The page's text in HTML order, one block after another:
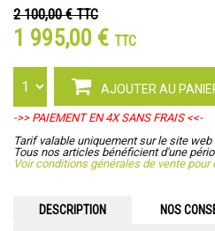
2 100,00 €TTC
1 995,00 € TTC
AJOUTER AU
->> PAIEMENT EN 4X SANS FRAIS <<-
Tarif valable uniquement sur le site
Tous nos articles bénéficient d'une
Voir conditions générales de vente pour
DESCRIPTION NOS